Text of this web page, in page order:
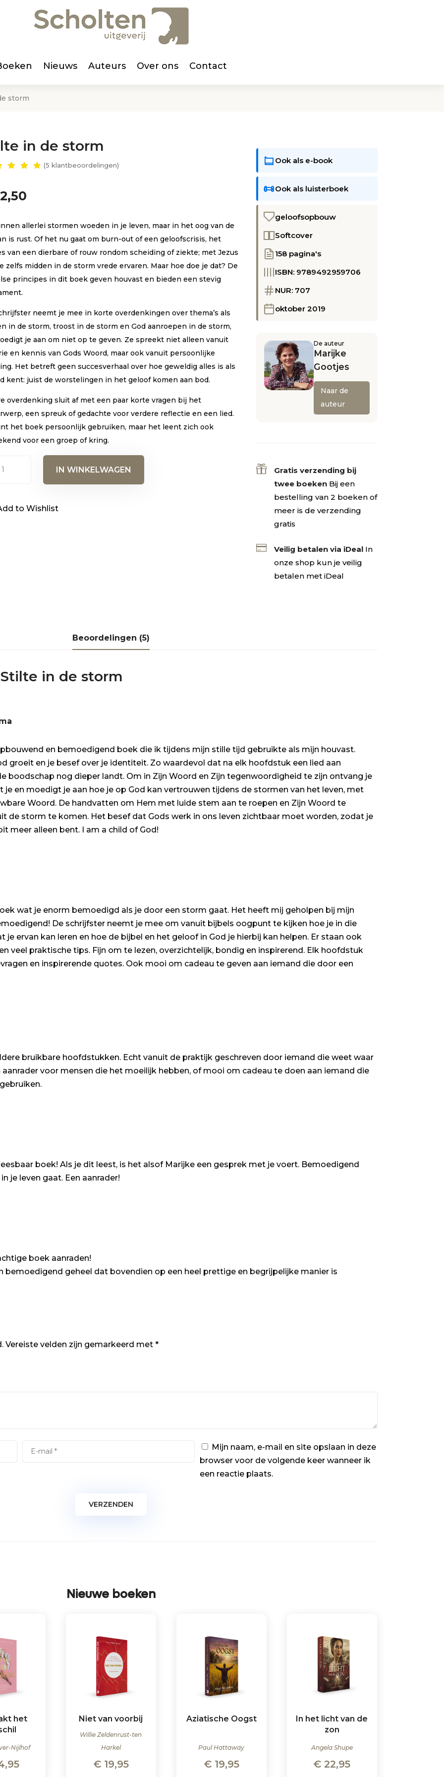
Nieuws Auteurs Over ons Contact
storm
in de storm
5
(5 klantbeoordelingen)
allerlei stormen woeden in je leven, maar in het oog van de
is rust. Of het nu gaat om burn-out of een geloofscrisis, het
van een dierbare of rouw rondom scheiding of ziekte; met Jezus
zelfs midden in de storm vrede ervaren. Maar hoe doe je dat? De
principes in dit boek geven houvast en bieden een stevig
neemt je mee in korte overdenkingen over thema’s als
in de storm, troost in de storm en God aanroepen in de storm,
je aan om niet op te geven. Ze spreekt niet alleen vanuit
en kennis van Gods Woord, maar ook vanuit persoonlijke
Het betreft geen succesverhaal over hoe geweldig alles is als
kent: juist de worstelingen in het geloof komen aan bod.
overdenking sluit af met een paar korte vragen bij het
een spreuk of gedachte voor verdere reflectie en een lied.
het boek persoonlijk gebruiken, maar het leent zich ook
voor een groep of kring.
IN WINKELWAGEN
to Wishlist
Ook als e-book
Ook als luisterboek
geloofsopbouw
Softcover
158 pagina's
ISBN: 9789492959706
NUR: 707
oktober 2019
De auteur
Marijke
Gootjes
Naar de
auteur

Gratis verzending bij
twee boeken Bij een
bestelling van 2 boeken of
meer is de verzending
gratis
 Veilig betalen via iDeal In
onze shop kun je veilig
betalen met iDeal
Beoordelingen (5)
Stilte in de storm
en bemoedigend boek die ik tijdens mijn stille tijd gebruikte als mijn houvast.
groeit en je besef over je identiteit. Zo waardevol dat na elk hoofdstuk een lied aan
boodschap nog dieper landt. Om in Zijn Woord en Zijn tegenwoordigheid te zijn ontvang je
je en moedigt je aan hoe je op God kan vertrouwen tijdens de stormen van het leven, met
Woord. De handvatten om Hem met luide stem aan te roepen en Zijn Woord te
de storm te komen. Het besef dat Gods werk in ons leven zichtbaar moet worden, zodat je
meer alleen bent. I am a child of God!
wat je enorm bemoedigd als je door een storm gaat. Het heeft mij geholpen bij mijn
De schrijfster neemt je mee om vanuit bijbels oogpunt te kijken hoe je in die
je ervan kan leren en hoe de bijbel en het geloof in God je hierbij kan helpen. Er staan ook
veel praktische tips. Fijn om te lezen, overzichtelijk, bondig en inspirerend. Elk hoofdstuk
en inspirerende quotes. Ook mooi om cadeau te geven aan iemand die door een
bruikbare hoofdstukken. Echt vanuit de praktijk geschreven door iemand die weet waar
aanrader voor mensen die het moeilijk hebben, of mooi om cadeau te doen aan iemand die
boek! Als je dit leest, is het alsof Marijke een gesprek met je voert. Bemoedigend
je leven gaat. Een aanrader!
boek aanraden!
bemoedigend geheel dat bovendien op een heel prettige en begrijpelijke manier is
Vereiste velden zijn gemarkeerd met*
Mijn naam, e-mail en site opslaan in deze
browser voor de volgende keer wanneer ik
een reactie plaats.
Nieuwe boeken
het
Nijlhof
Niet van voorbij
Willie Zeldenrust-ten
Harkel
€19,95
Aziatische Oogst
Paul Hattaway
€19,95
In het licht van de
zon
Angela Shupe
€ 22,95